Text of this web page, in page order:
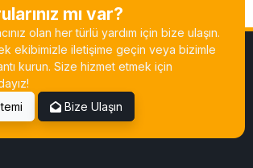
mı var?
olan her türlü yardım için bize ulaşın.
ekibimizle iletişime geçin veya bizimle
kurun. Size hizmet etmek için
Bize Ulaşın